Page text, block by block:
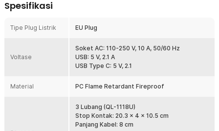
soket AC, sedangkan QL-1119U memiliki 4 soket AC untuk
soket dirancang agar adaptor tidak saling bertabrakan sehingga
penggunaan tetap rapi dan nyaman.
4 Port USB Multifungsi
Dilengkapi 2 port USB A dan 2 port USB Type C sehingga Anda
dapat mengisi daya berbagai perangkat tanpa memerlukan adaptor
bank dapat diisi secara bersamaan. Kehadiran port USB yang
lengkap membantu mengurangi penggunaan charger terpisah
Kapasitas Daya Hingga 2500 W
Dengan dukungan arus 10 A, tegangan 110-250 V, serta daya
Spesifikasi
Tipe Plug Listrik EU Plug
Voltase
Soket AC: 110-250 V, 10 A, 50/60 Hz
USB: 5 V, 2.1 A
USB Type C: 5 V, 2.1
Material PC Flame Retardant Fireproof
3 Lubang (QL-1118U)
Stop Kontak: 20.3 x 4 x 10.5 cm
Panjang Kabel: 8 cm